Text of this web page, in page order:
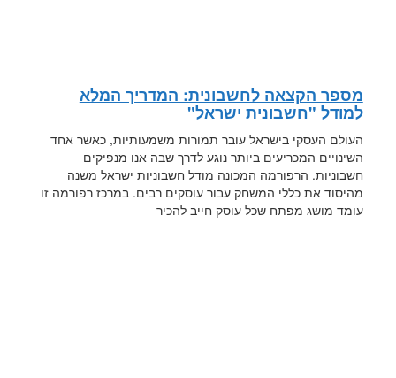
מספר הקצאה לחשבונית: המדריך המלא
למודל "חשבונית ישראל"
העולם העסקי בישראל עובר תמורות משמעותיות, כאשר אחד
השינויים המכריעים ביותר נוגע לדרך שבה אנו מנפיקים
חשבוניות. הרפורמה המכונה מודל חשבוניות ישראל משנה
מהיסוד את כללי המשחק עבור עוסקים רבים. במרכז רפורמה זו
עומד מושג מפתח שכל עוסק חייב להכיר